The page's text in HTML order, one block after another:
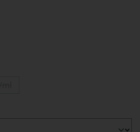
ist zurzeit nicht verfügbar.)